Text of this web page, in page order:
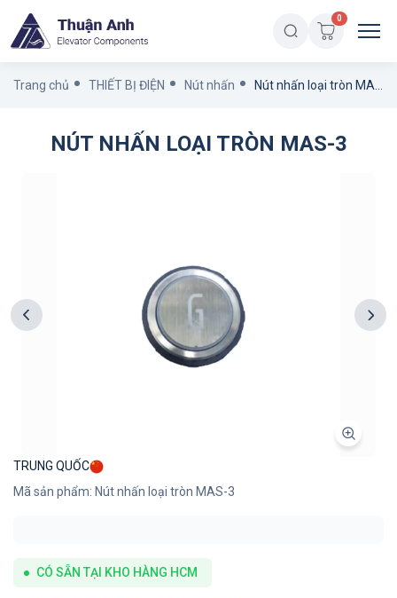
0
Trang chủ THIẾT BỊ ĐIỆN Nút nhấn
NÚT NHẤN LOẠI TRÒN MAS-3
TRUNG QUỐC
Mã sản phẩm: Nút nhấn loại tròn MAS-3
CÓ SẴN TẠI KHO HÀNG HCM